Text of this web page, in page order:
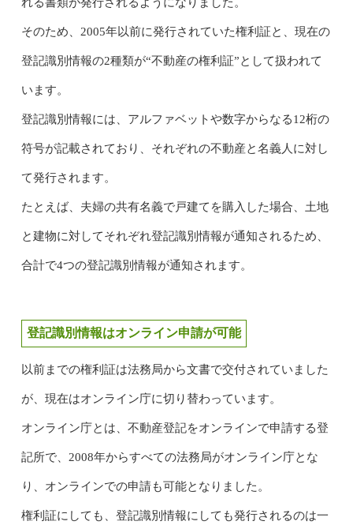
そのため、2005年以前に発行されていた権利証と、現在の
登記識別情報の2種類が“不動産の権利証”として扱われて
います。
登記識別情報には、アルファベットや数字からなる12桁の
符号が記載されており、それぞれの不動産と名義人に対し
て発行されます。
たとえば、夫婦の共有名義で戸建てを購入した場合、土地
と建物に対してそれぞれ登記識別情報が通知されるため、
合計で4つの登記識別情報が通知されます。
登記識別情報はオンライン申請が可能
以前までの権利証は法務局から文書で交付されていました
が、現在はオンライン庁に切り替わっています。
オンライン庁とは、不動産登記をオンラインで申請する登
記所で、2008年からすべての法務局がオンライン庁とな
り、オンラインでの申請も可能となりました。
権利証にしても、登記識別情報にしても発行されるのは一